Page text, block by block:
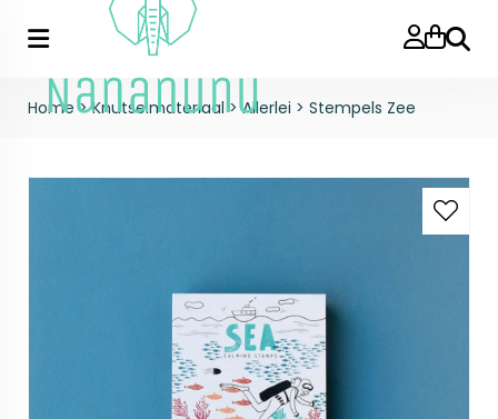
Home>Knutselmateriaal>Allerlei > Stempels Zee